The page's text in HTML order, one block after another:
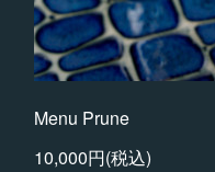
Menu Prune
10,000円(税込)